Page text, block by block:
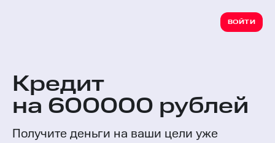
ВОЙТИ
Кредит
на 600000 рублей
Получите деньги на ваши цели уже